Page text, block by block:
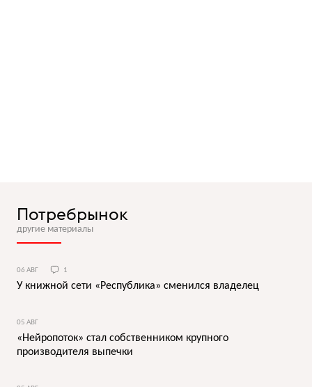
Потребрынок
другие материалы
06 АВГ 1
У книжной сети «Республика» сменился владелец
05 АВГ
«Нейропоток» стал собственником крупного
производителя выпечки